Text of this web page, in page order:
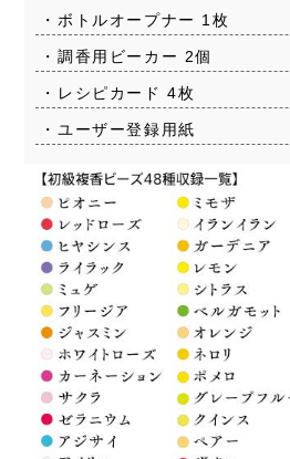
・ボトルオープナー 1枚
・調香用ビーカー 2個
・レシピカード 4枚
・ユーザー登録用紙